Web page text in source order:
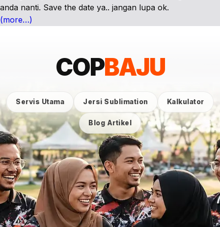
anda nanti. Save the date ya.. jangan lupa ok.
(more…)
COPBAJU
Servis Utama Jersi Sublimation Kalkulator
Blog Artikel